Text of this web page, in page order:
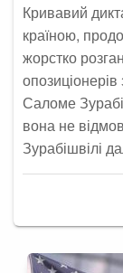
Кривавий
країною,
жорстко
опозиціонерів
Саломе
вона не
Зурабішвілі